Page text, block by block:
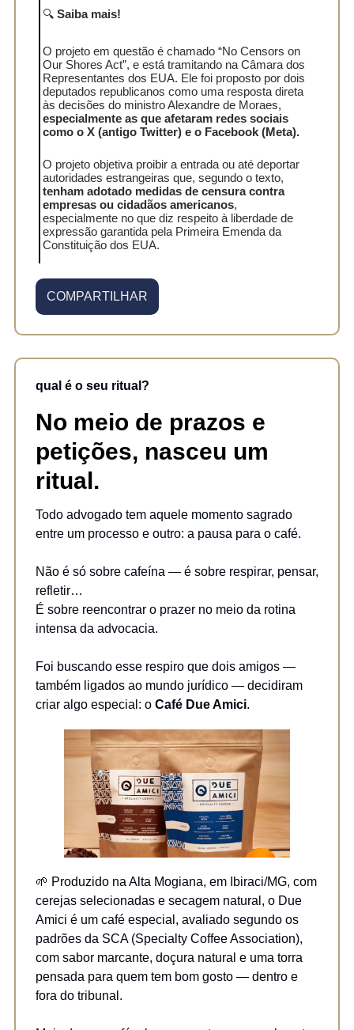
🔍 Saiba mais!
O projeto em questão é chamado “No Censors on
Our Shores Act”, e está tramitando na Câmara dos
Representantes dos EUA. Ele foi proposto por dois
deputados republicanos como uma resposta direta
às decisões do ministro Alexandre de Moraes,
especialmente as que afetaram redes sociais
como o X (antigo Twitter) e o Facebook (Meta).
O projeto objetiva proibir a entrada ou até deportar
autoridades estrangeiras que, segundo o texto,
tenham adotado medidas de censura contra
empresas ou cidadãos americanos,
especialmente no que diz respeito à liberdade de
expressão garantida pela Primeira Emenda da
Constituição dos EUA.
COMPARTILHAR
qual é o seu ritual?
No meio de prazos e
petições, nasceu um
ritual.
Todo advogado tem aquele momento sagrado
entre um processo e outro: a pausa para o café.
Não é só sobre cafeína — é sobre respirar, pensar,
refletir…
É sobre reencontrar o prazer no meio da rotina
intensa da advocacia.
Foi buscando esse respiro que dois amigos —
também ligados ao mundo jurídico — decidiram
criar algo especial: o Café Due Amici.
🌱 Produzido na Alta Mogiana, em Ibiraci/MG, com
cerejas selecionadas e secagem natural, o Due
Amici é um café especial, avaliado segundo os
padrões da SCA (Specialty Coffee Association),
com sabor marcante, doçura natural e uma torra
pensada para quem tem bom gosto — dentro e
fora do tribunal.